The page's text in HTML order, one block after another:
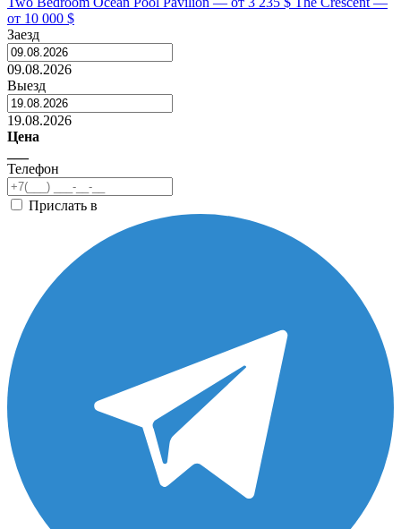
от 10 000 $
Заезд
09.08.2026
Выезд
19.08.2026
Цена
Телефон
Прислать в